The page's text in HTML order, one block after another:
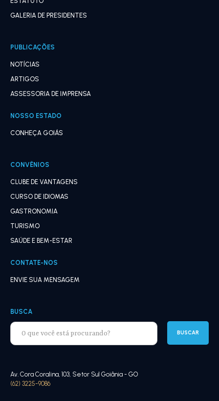
GALERIA DE PRESIDENTES
PUBLICAÇÕES
NOTÍCIAS
ARTIGOS
ASSESSORIA DE IMPRENSA
NOSSO ESTADO
CONHEÇA GOIÁS
CONVÊNIOS
CLUBE DE VANTAGENS
CURSO DE IDIOMAS
GASTRONOMIA
TURISMO
SAÚDE E BEM-ESTAR
CONTATE-NOS
ENVIE SUA MENSAGEM
BUSCA
Av. Cora Coralina, 103, Setor Sul Goiânia - GO
(62) 3225-9086